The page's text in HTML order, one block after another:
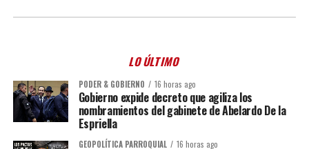
LO ÚLTIMO
PODER & GOBIERNO 16 horas ago
Gobierno expide decreto que agiliza los
nombramientos del gabinete de Abelardo De la
Espriella
GEOPOLÍTICA PARROQUIAL 16 horas ago